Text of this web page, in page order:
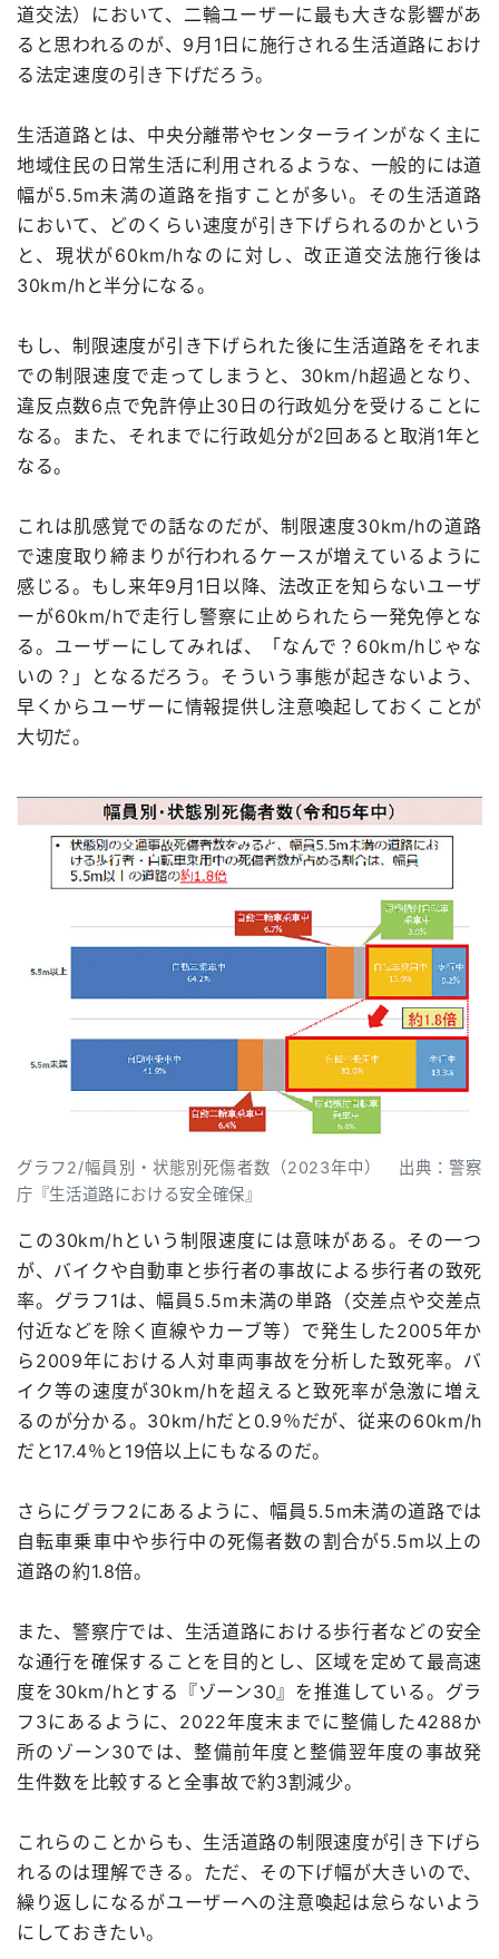
道交法）において、二輪ユーザーに最も大きな影響があ
ると思われるのが、9月1日に施行される生活道路におけ
る法定速度の引き下げだろう。
生活道路とは、中央分離帯やセンターラインがなく主に
地域住民の日常生活に利用されるような、一般的には道
幅が5.5m未満の道路を指すことが多い。その生活道路
において、どのくらい速度が引き下げられるのかという
と、現状が60km/hなのに対し、改正道交法施行後は
30km/hと半分になる。
もし、制限速度が引き下げられた後に生活道路をそれま
での制限速度で走ってしまうと、30km/h超過となり、
違反点数6点で免許停止30日の行政処分を受けることに
なる。また、それまでに行政処分が2回あると取消1年と
なる。
これは肌感覚での話なのだが、制限速度30km/hの道路
で速度取り締まりが行われるケースが増えているように
感じる。もし来年9月1日以降、法改正を知らないユーザ
ーが60km/hで走行し警察に止められたら一発免停とな
る。ユーザーにしてみれば、「なんで？60km/hじゃな
いの？」となるだろう。そういう事態が起きないよう、
早くからユーザーに情報提供し注意喚起しておくことが
大切だ。
グラフ2/幅員別・状態別死傷者数（2023年中） 出典：警察
庁『生活道路における安全確保』
この30km/hという制限速度には意味がある。その一つ
が、バイクや自動車と歩行者の事故による歩行者の致死
率。グラフ1は、幅員5.5m未満の単路（交差点や交差点
付近などを除く直線やカーブ等）で発生した2005年か
ら2009年における人対車両事故を分析した致死率。バ
イク等の速度が30km/hを超えると致死率が急激に増え
るのが分かる。30km/hだと0.9％だが、従来の60km/h
だと17.4％と19倍以上にもなるのだ。
さらにグラフ2にあるように、幅員5.5m未満の道路では
自転車乗車中や歩行中の死傷者数の割合が5.5m以上の
道路の約1.8倍。
また、警察庁では、生活道路における歩行者などの安全
な通行を確保することを目的とし、区域を定めて最高速
度を30km/hとする『ゾーン30』を推進している。グラ
フ3にあるように、2022年度末までに整備した4288か
所のゾーン30では、整備前年度と整備翌年度の事故発
生件数を比較すると全事故で約3割減少。
これらのことからも、生活道路の制限速度が引き下げら
れるのは理解できる。ただ、その下げ幅が大きいので、
繰り返しになるがユーザーへの注意喚起は怠らないよう
にしておきたい。